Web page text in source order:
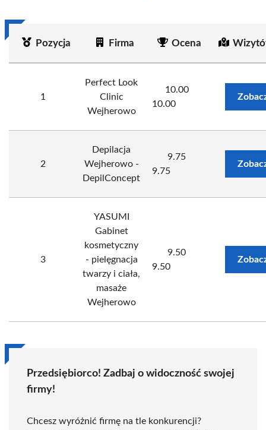
Pozycja Firma Ocena
1
Perfect Look
Clinic
Wejherowo
10.00
10.00
2
Depilacja
Wejherowo -
DepilConcept
9.75
9.75
3
YASUMI
Gabinet
kosmetyczny
- pielęgnacja
twarzy i ciała,
masaże
Wejherowo
9.50
9.50
Przedsiębiorco! Zadbaj o widoczność swojej
firmy!
Chcesz wyróżnić firmę na tle konkurencji?